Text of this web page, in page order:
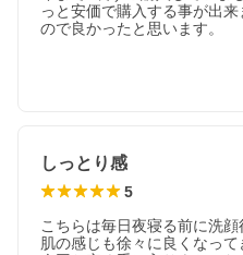
っと安価で購入する事が出
しっとり感
5
こちらは毎日夜寝る前に洗
肌の感じも徐々に良くなって